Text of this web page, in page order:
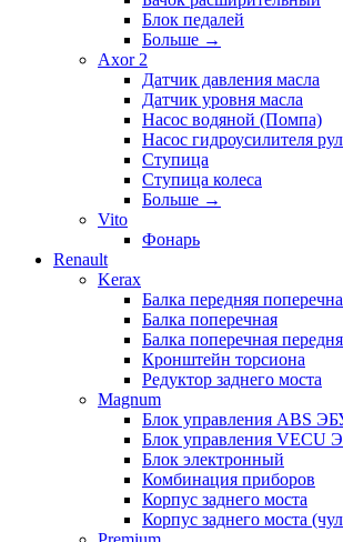
Блок педалей
Больше →
Axor 2
Датчик давления масла
Датчик уровня масла
Насос водяной (Помпа)
Насос гидроусилителя
Ступица
Ступица колеса
Больше →
Vito
Фонарь
Renault
Kerax
Балка передняя
Балка поперечная
Балка поперечная
Кронштейн торсиона
Редуктор заднего моста
Magnum
Блок управления ABS
Блок управления VECU
Блок электронный
Комбинация приборов
Корпус заднего моста
Корпус заднего моста